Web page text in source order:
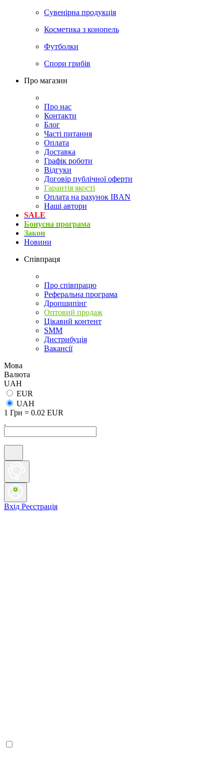
Сувенірна продукція
Косметика з конопель
Футболки
Спори грибів
Про магазин
Про нас
Контакти
Блог
Часті питання
Оплата
Доставка
Графік роботи
Відгуки
Договір публічної оферти
Гарантія якості
Оплата на рахунок IBAN
Наші автори
SALE
Бонусна програма
Закон
Новини
Співпраця
Про співпрацю
Реферальна програма
Дропшипінг
Оптовий продаж
Цікавий контент
SMM
Дистрибуція
Вакансії
Мова
Валюта
UAH
EUR
UAH
1 Грн = 0.02 EUR
Вхід Реєстрація